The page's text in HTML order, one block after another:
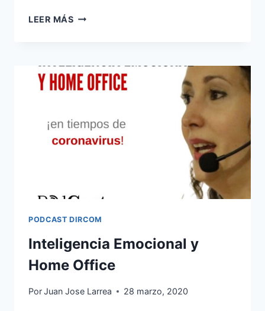
LEER MÁS¿CÓMO
PODCAST DIRCOM
Inteligencia Emocional y
Home Office
PorJuan Jose Larrea 28 marzo, 2020